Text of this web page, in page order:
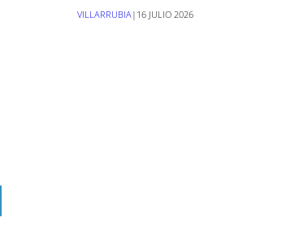
VILLARRUBIA | 16 JULIO 2026